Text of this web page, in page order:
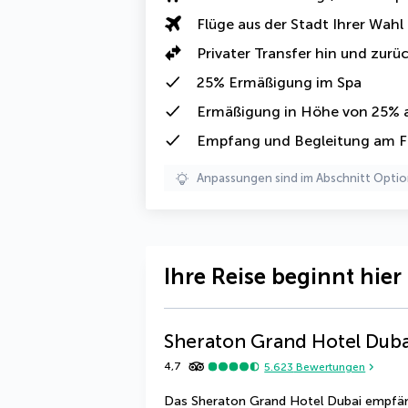
Flüge aus der Stadt Ihrer Wahl
Privater Transfer hin und
25% Ermäßigung im Spa
Ermäßigung in Höhe von 25%
Empfang und Begleitung am
Anpassungen sind im Abschnitt
Ihre Reise beginnt hier
Sheraton Grand Hotel
4,7 5.623 Bewertungen
Das Sheraton Grand Hotel Dubai